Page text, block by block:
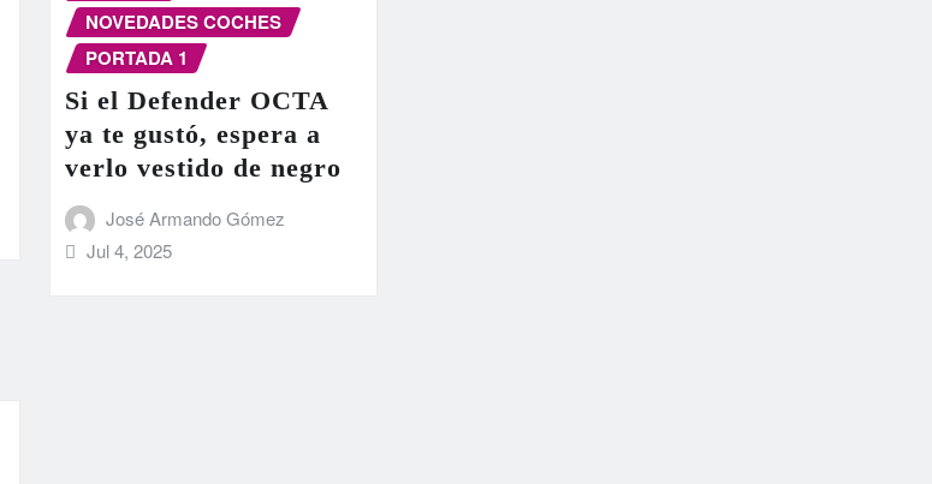
NOVEDADES COCHES
PORTADA 1
Si el Defender OCTA
ya te gustó, espera a
verlo vestido de negro
José Armando Gómez
Jul 4, 2025